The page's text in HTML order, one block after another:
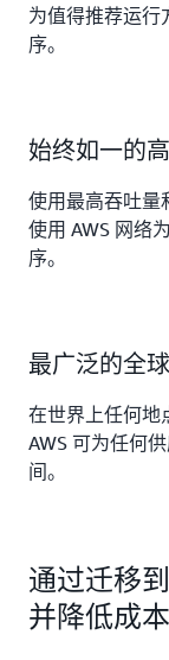
为值得推荐运行
序。
始终如一的
使用最高吞吐量
使用 AWS 网络
序。
最广泛的全
在世界上任何地
AWS 可为任何
间。
通过迁移
并降低成本